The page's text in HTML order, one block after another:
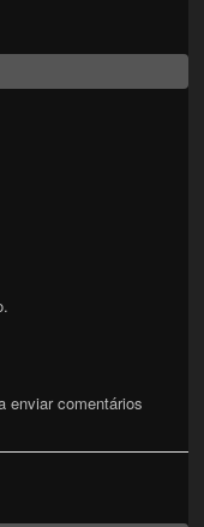
enviar comentários